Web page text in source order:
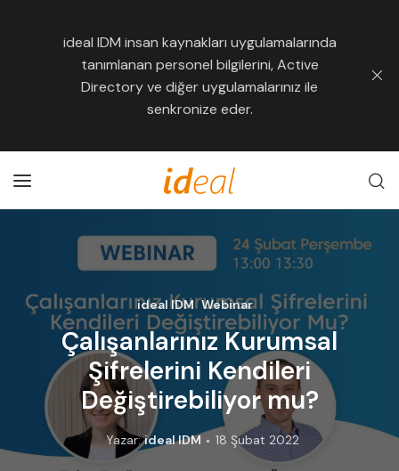
ideal IDM insan kaynakları uygulamalarında
tanımlanan personel bilgilerini, Active
Directory ve diğer uygulamalarınız ile
senkronize eder.
ideal IDM Webinar
Çalışanlarınız Kurumsal
Şifrelerini Kendileri
Değiştirebiliyor mu?
Yazar: ideal IDM 18 Şubat 2022